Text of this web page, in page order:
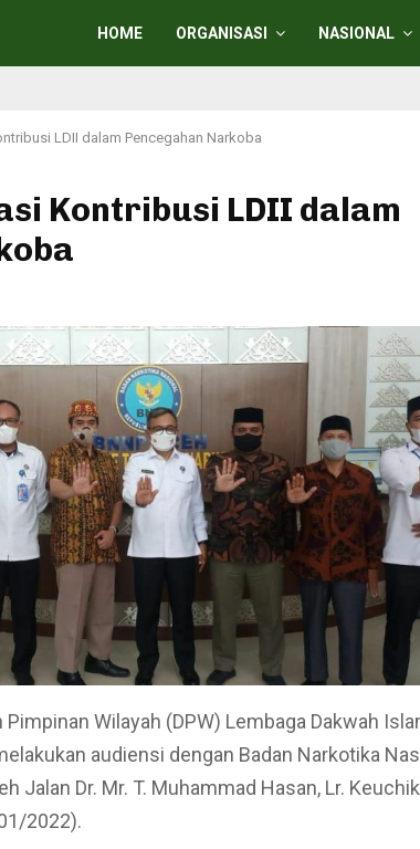
HOME ORGANISASI NASIONAL
LDII dalam Pencegahan Narkoba
Kontribusi LDII dalam
Wilayah (DPW) Lembaga Dakwah
audiensi dengan Badan Narkotika
Jalan Dr. Mr. T. Muhammad Hasan, Lr.
2022).